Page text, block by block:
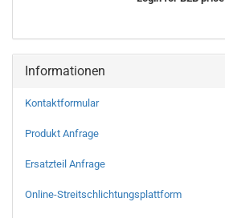
Informationen
Kontaktformular
Produkt Anfrage
Ersatzteil Anfrage
Online-Streitschlichtungsplattform